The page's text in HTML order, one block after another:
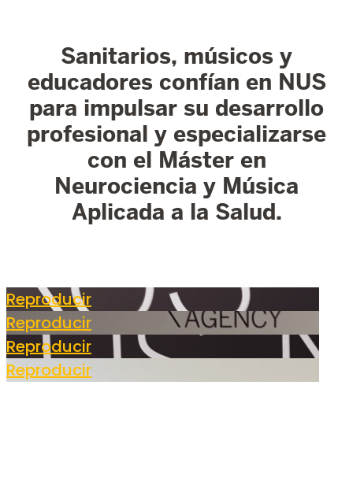
Sanitarios, músicos y
educadores confían en NUS
para impulsar su desarrollo
profesional y especializarse
con el Máster en
Neurociencia y Música
Aplicada a la Salud.
Reproducir
Reproducir
Reproducir
Reproducir